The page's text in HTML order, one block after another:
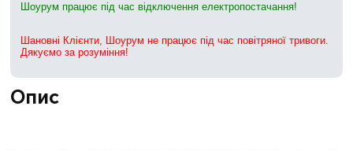
Опис
Шоурум працює під час відключення електропостачання!
Шановні Клієнти, Шоурум не працює під час повітряної тривоги.
Дякуємо за розуміння!